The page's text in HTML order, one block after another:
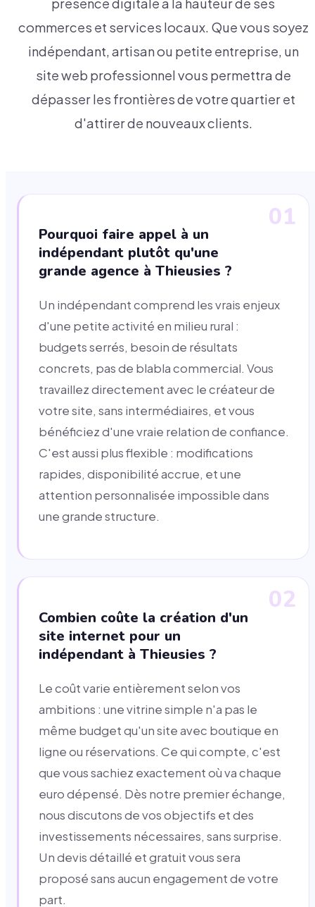
présence digitale à la hauteur de ses
commerces et services locaux. Que vous soyez
indépendant, artisan ou petite entreprise, un
site web professionnel vous permettra de
dépasser les frontières de votre quartier et
d'attirer de nouveaux clients.
01
Pourquoi faire appel à un
indépendant plutôt qu'une
grande agence à Thieusies ?
Un indépendant comprend les vrais enjeux
d'une petite activité en milieu rural :
budgets serrés, besoin de résultats
concrets, pas de blabla commercial. Vous
travaillez directement avec le créateur de
votre site, sans intermédiaires, et vous
bénéficiez d'une vraie relation de confiance.
C'est aussi plus flexible : modifications
rapides, disponibilité accrue, et une
attention personnalisée impossible dans
une grande structure.
02
Combien coûte la création d'un
site internet pour un
indépendant à Thieusies ?
Le coût varie entièrement selon vos
ambitions : une vitrine simple n'a pas le
même budget qu'un site avec boutique en
ligne ou réservations. Ce qui compte, c'est
que vous sachiez exactement où va chaque
euro dépensé. Dès notre premier échange,
nous discutons de vos objectifs et des
investissements nécessaires, sans surprise.
Un devis détaillé et gratuit vous sera
proposé sans aucun engagement de votre
part.